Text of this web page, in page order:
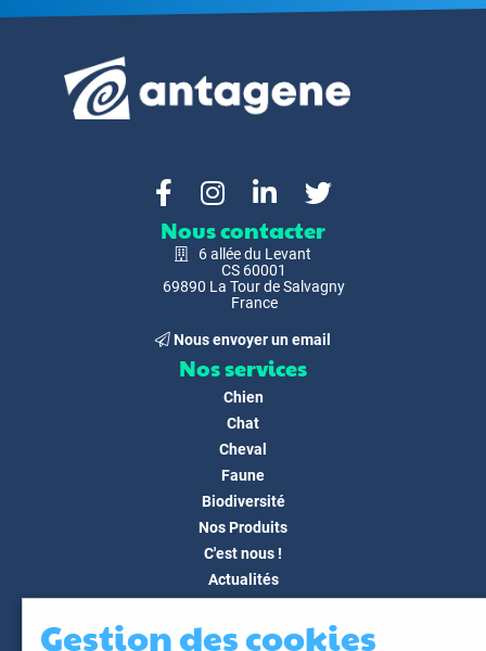
Nous contacter
6 allée du Levant
CS 60001
69890 La Tour de Salvagny
France
Nous envoyer un email
Nos services
Chien
Chat
Cheval
Faune
Biodiversité
Nos Produits
C'est nous !
Actualités
FAQ
Gestion des cookies